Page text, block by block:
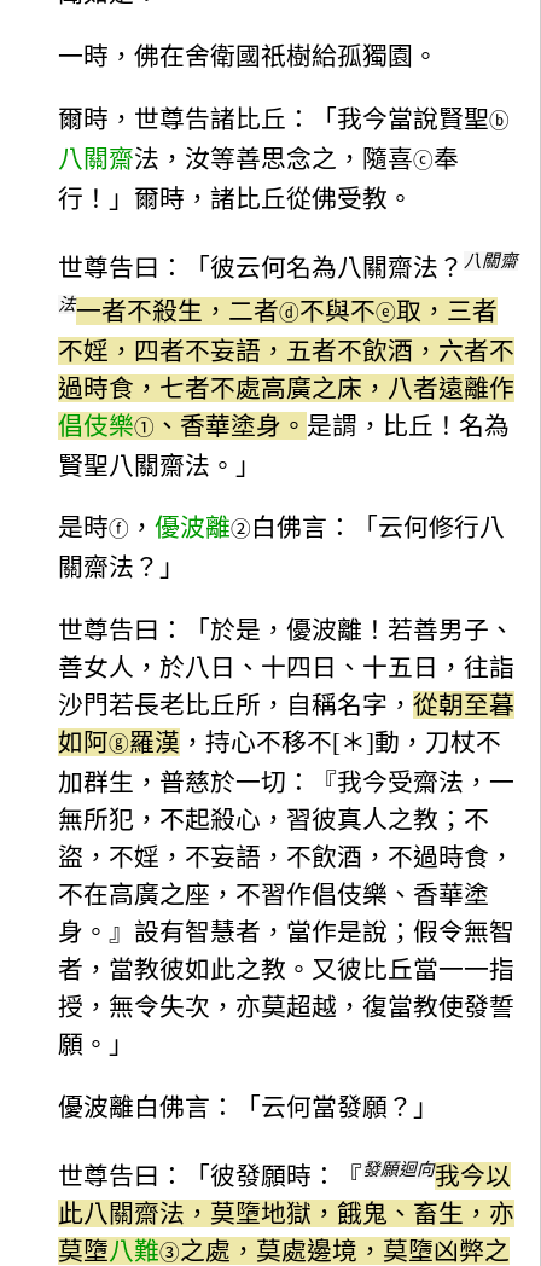
一時，佛在舍衛國祇樹給孤獨園。
爾時，世尊告諸比丘：「我今當說賢聖ⓑ
八關齋法，汝等善思念之，隨喜ⓒ奉
行！」爾時，諸比丘從佛受教。
世尊告曰：「彼云何名為八關齋法？ 八關齋
法一者不殺生，二者ⓓ不與不ⓔ取，三者
不婬，四者不妄語，五者不飲酒，六者不
過時食，七者不處高廣之床，八者遠離作
倡伎樂① 、香華塗身。 是謂，比丘！名為
賢聖八關齋法。」
是時ⓕ ， 優波離② 白佛言：「云何修行八
關齋法？」
世尊告曰：「於是，優波離！若善男子、
善女人，於八日、十四日、十五日，往詣
沙門若長老比丘所，自稱名字， 從朝至暮
如阿ⓖ羅漢 ，持心不移不[＊]動，刀杖不
加群生，普慈於一切：『我今受齋法，一
無所犯，不起殺心，習彼真人之教；不
盜，不婬，不妄語，不飲酒，不過時食，
不在高廣之座，不習作倡伎樂、香華塗
身。』設有智慧者，當作是說；假令無智
者，當教彼如此之教。又彼比丘當一一指
授，無令失次，亦莫超越，復當教使發誓
願。」
優波離白佛言：「云何當發願？」
世尊告曰：「彼發願時：『發願迴向我今以
此八關齋法，莫墮地獄，餓鬼、畜生，亦
莫墮八難③之處，莫處邊境，莫墮凶弊之